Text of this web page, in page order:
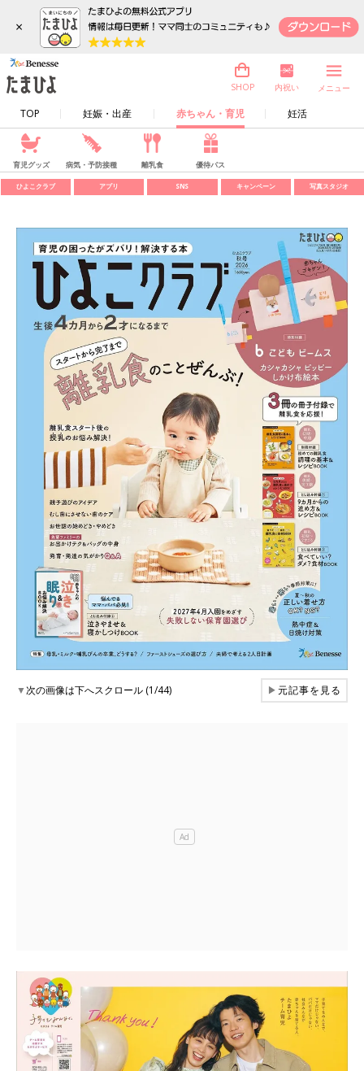
×
TOP 妊娠・出産 赤ちゃん・育児 妊活
SHOP 内祝い メニュー
育児グッズ 病気・予防接種 離乳食 優待パス
ひよこクラブ アプリ SNS キャンペーン 写真スタジオ
▼次の画像は下へスクロール (1/44) ▶元記事を見る